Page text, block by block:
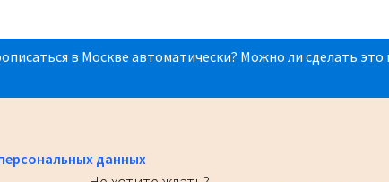
в Москве автоматически? Можно ли сделать это
данных